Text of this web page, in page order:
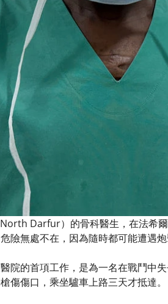
Darfur）的骨科醫生，在法希
險無處不在，因為隨時都可能遭遇炮
院的首項工作，是為一名在戰鬥中
傷傷口，乘坐驢車上路三天才抵達。